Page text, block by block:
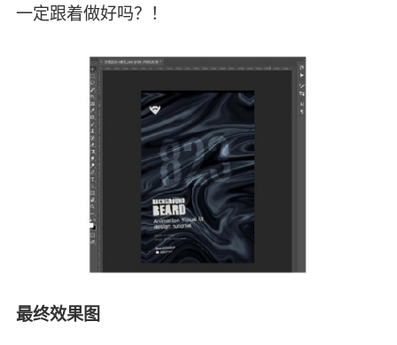
一定跟着做好吗？！
最终效果图